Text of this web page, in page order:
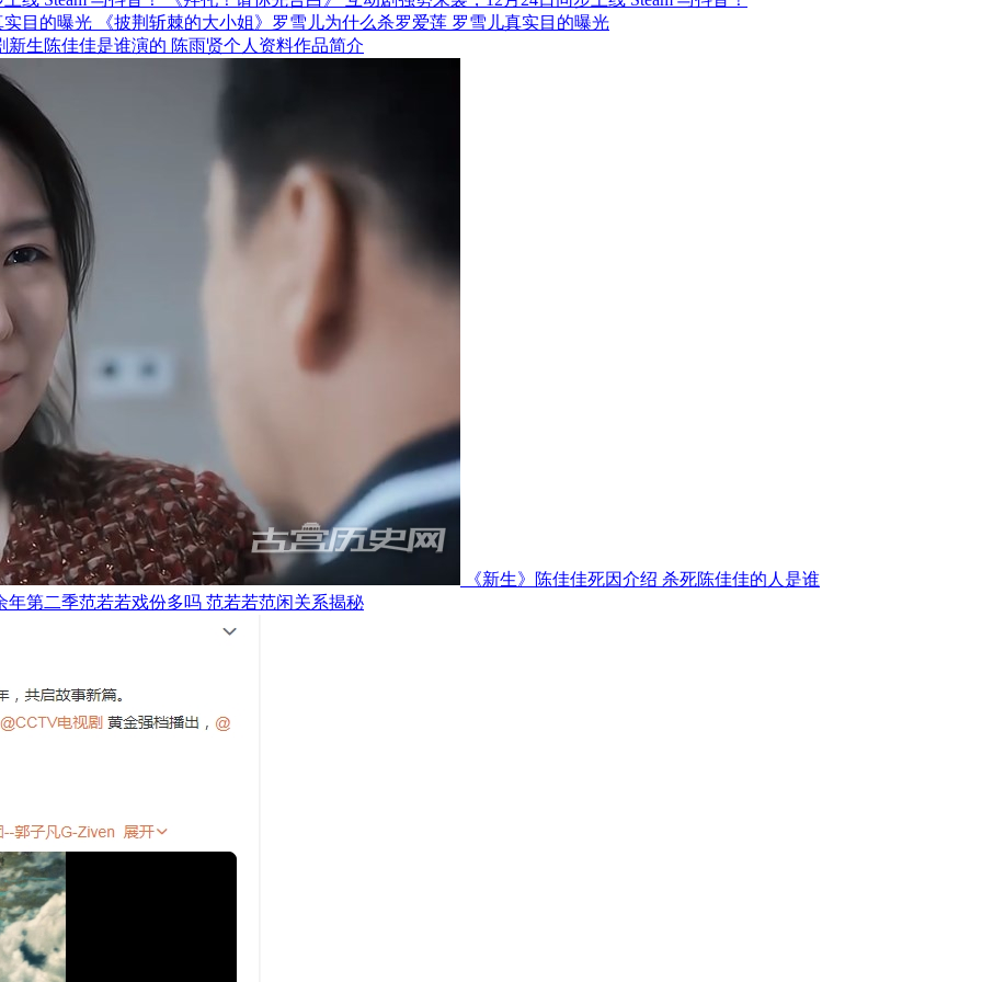
《披荆斩棘的大小姐》罗雪儿为什么杀罗爱莲 罗雪儿真实目的曝光
新生陈佳佳是谁演的 陈雨贤个人资料作品简介
《新生》陈佳佳死因介绍 杀死陈佳佳的人是谁
年第二季范若若戏份多吗 范若若范闲关系揭秘